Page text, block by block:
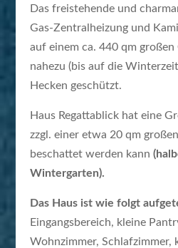
Das freistehende und
Gas-Zentralheizung und
auf einem ca. 440 qm
nahezu (bis auf die
Hecken geschützt.
Haus Regattablick hat eine
zzgl. einer etwa 20 qm
beschattet werden kann
Wintergarten).
Das Haus ist wie folgt
Eingangsbereich, kleine
Wohnzimmer, Schlafzimmer,